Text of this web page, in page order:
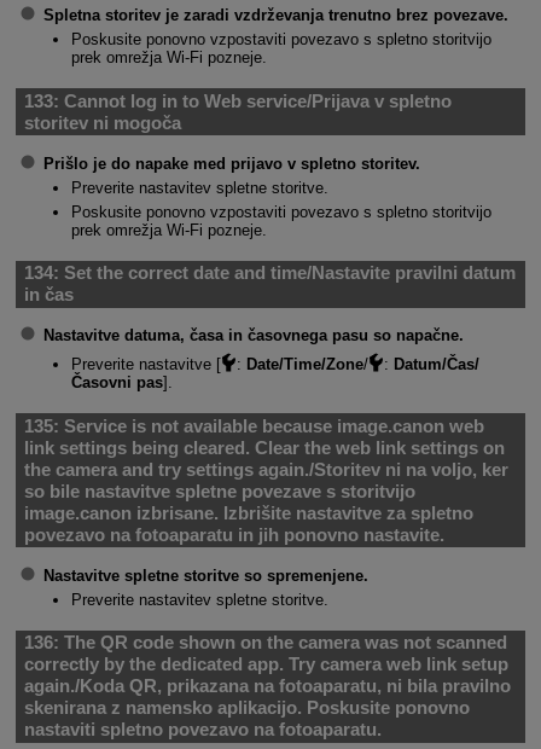
Spletna storitev je zaradi vzdrževanja trenutno brez povezave.
Poskusite ponovno vzpostaviti povezavo s spletno storitvijo
prek omrežja Wi-Fi pozneje.
133:Cannot log in to Web service/Prijava v spletno
storitev ni mogoča
Prišlo je do napake med prijavo v spletno storitev.
Preverite nastavitev spletne storitve.
Poskusite ponovno vzpostaviti povezavo s spletno storitvijo
prek omrežja Wi-Fi pozneje.
134: Set the correct date and time/Nastavite pravilni datum
in čas
Nastavitve datuma, časa in časovnega pasu so napačne.
Preverite nastavitve [
: Date/Time/Zone/ : Datum/Čas/
Časovni pas].
135: Service is not available because image.canon web
link settings being cleared. Clear the web link settings on
the camera and try settings again./Storitev ni na voljo, ker
so bile nastavitve spletne povezave s storitvijo
image.canon izbrisane. Izbrišite nastavitve za spletno
povezavo na fotoaparatu in jih ponovno nastavite.
Nastavitve spletne storitve so spremenjene.
Preverite nastavitev spletne storitve.
136:The QR code shown on the camera was not scanned
correctly by the dedicated app. Try camera web link setup
again./Koda QR, prikazana na fotoaparatu, ni bila pravilno
skenirana z namensko aplikacijo. Poskusite ponovno
nastaviti spletno povezavo na fotoaparatu.